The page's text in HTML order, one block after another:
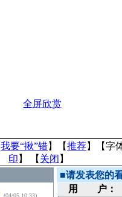
全屏欣赏
我要“揪”错】【推荐】【字
印 】 【 关闭 】
(04/05 10:33)
■请发表您的
用 户：